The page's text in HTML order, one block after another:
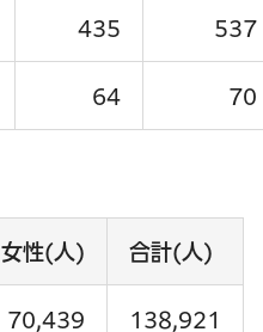
435 537
64 70
女性(人) 合計(人)
70,439 138,921